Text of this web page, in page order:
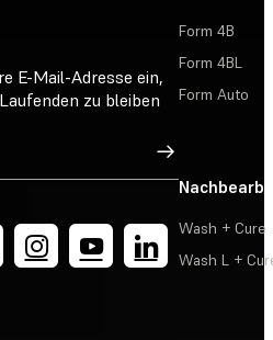
E-Mail-Adresse ein,
zu bleiben
Registrieren
Form 4B
Form 4BL
Form Auto
Wash + Cure
Wash L +